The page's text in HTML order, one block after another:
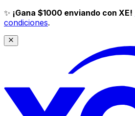
✨ ¡Gana $1000 enviando con XE!
condiciones.